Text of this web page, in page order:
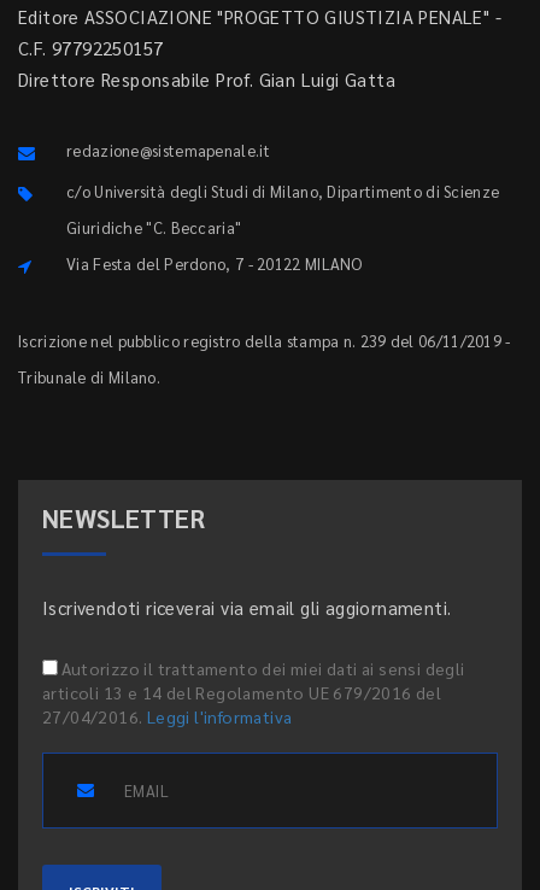
Editore ASSOCIAZIONE "PROGETTO GIUSTIZIA PENALE" -
C.F. 97792250157
Direttore Responsabile Prof. Gian Luigi Gatta
redazione@sistemapenale.it
c/o Università degli Studi di Milano, Dipartimento di Scienze
Giuridiche "C. Beccaria"
Via Festa del Perdono, 7 - 20122 MILANO
Iscrizione nel pubblico registro della stampa n. 239 del 06/11/2019 -
Tribunale di Milano.
NEWSLETTER
Iscrivendoti riceverai via email gli aggiornamenti.
Autorizzo il trattamento dei miei dati ai sensi degli
articoli 13 e 14 del Regolamento UE 679/2016 del
27/04/2016. Leggi l'informativa